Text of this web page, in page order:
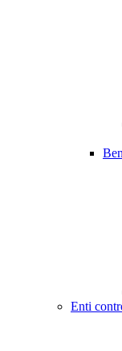
Enti